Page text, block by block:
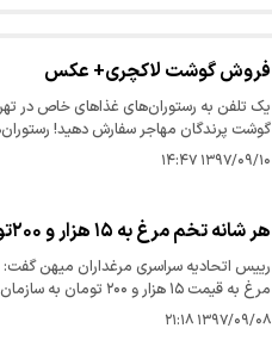
فروش گوشت لاکچری+ عکس
یک تلفن به رستوران‌های غذاهای خاص در
گوشت پرندگان مهاجر سفارش دهید!
فسنجان با گوشت غاز وحشی را به قیمت هر پرس ۷۰ هزار تومان
۱۳۹۷/۰۹/۱۰ ۱۴:۴۷
هر شانه تخم مرغ به ۱۵ هزار و ۲۰۰تومان رسید
رییس اتحادیه سراسری مرغداران میهن
مرغ به قیمت ۱۵ هزار و
کرده است، اما هنوز پاسخی از آن‌ها دریافت
۱۳۹۷/۰۹/۰۸ ۲۱:۱۸